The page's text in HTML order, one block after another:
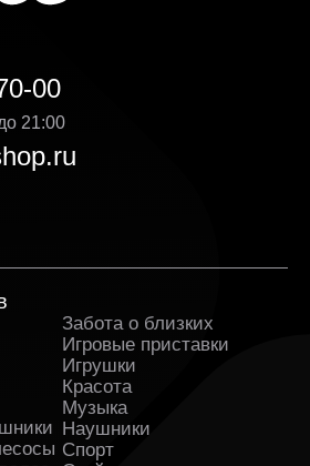
00
21:00
Забота о близких
Игровые приставки
Игрушки
Красота
Музыка
Наушники
Спорт